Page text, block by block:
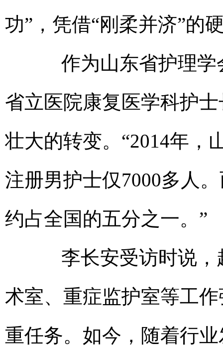
功”，凭借“刚柔并济”的
作为山东省护理学
省立医院康复医学科护
壮大的转变。“2014年，
注册男护士仅7000多人
约占全国的五分之一。”
李长安受访时说，
术室、重症监护室等工
重任务。如今，随着行